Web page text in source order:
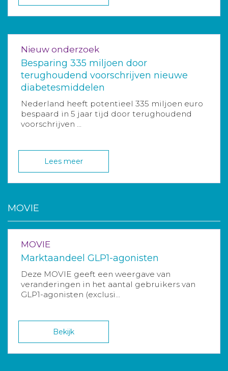
Nieuw onderzoek
Besparing 335 miljoen door
terughoudend voorschrijven nieuwe
diabetesmiddelen
Nederland heeft potentieel 335 miljoen euro
bespaard in 5 jaar tijd door terughoudend
voorschrijven ...
Lees meer
MOVIE
MOVIE
Marktaandeel GLP1-agonisten
Deze MOVIE geeft een weergave van
veranderingen in het aantal gebruikers van
GLP1-agonisten (exclusi...
Bekijk